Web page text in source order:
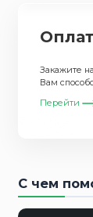
Закажите
Вам
Перейти
С чем